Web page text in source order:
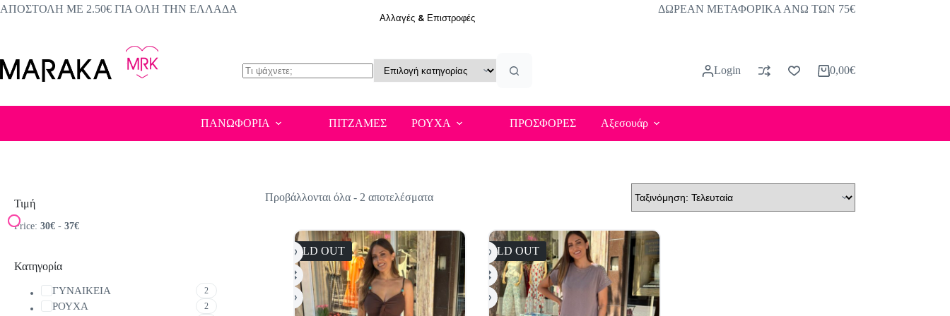
Μετάβαση
ΑΠΟΣΤΟΛΗ ΜΕ 2.50€ ΓΙΑ ΟΛΗ ΤΗΝ ΕΛΛΑΔΑ
Αλλαγές & Επιστροφές
ΔΩΡΕΑΝ ΜΕΤΑΦΟΡΙΚΑ ΑΝΩ ΤΩΝ 75€
results
Login
Καλάθι
0,00€
ΠΑΝΩΦΟΡΙΑ ΠΙΤΖΑΜΕΣ ΡΟΥΧΑ ΠΡΟΣΦΟΡΕΣ Αξεσουάρ
Προβάλλονται όλα - 2 αποτελέσματαSorted
SOLD OUT SOLD OUT
Τιμή
Price: 30€ - 37€
Κατηγορία
ΓΥΝΑΙΚΕΙΑ 2
ΡΟΥΧΑ 2